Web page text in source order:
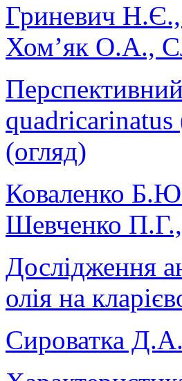
Гриневич
Хом’як О.А.,
quadricarinatus
(огляд)
Коваленко
Шевченко
Дослідження
олія на
Сироватка